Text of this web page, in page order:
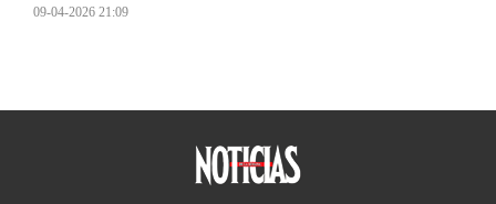
09-04-2026 21:09